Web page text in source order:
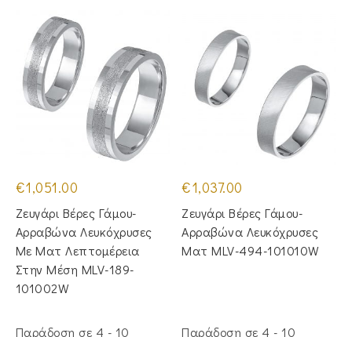
€1,051.00
Ζευγάρι Βέρες Γάμου-
Αρραβώνα Λευκόχρυσες
Με Ματ Λεπτομέρεια
Στην Μέση MLV-189-
101002W
€1,037.00
Ζευγάρι Βέρες Γάμου-
Αρραβώνα Λευκόχρυσες
Ματ MLV-494-101010W
Παράδοση σε 4 - 10 Παράδοση σε 4 - 10